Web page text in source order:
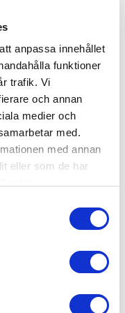
anpassa innehållet
funktioner
trafik. Vi
och annan
medier och
med.
med annan
eller som de har
flaret josta voin
täysin kokoaan.
onneksi läpi!
användbar?
0